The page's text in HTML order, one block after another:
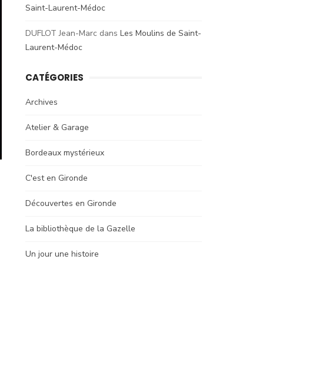
Saint-Laurent-Médoc
DUFLOT Jean-Marc dans Les Moulins de Saint-
Laurent-Médoc
CATÉGORIES
Archives
Atelier & Garage
Bordeaux mystérieux
C'est en Gironde
Découvertes en Gironde
La bibliothèque de la Gazelle
Un jour une histoire